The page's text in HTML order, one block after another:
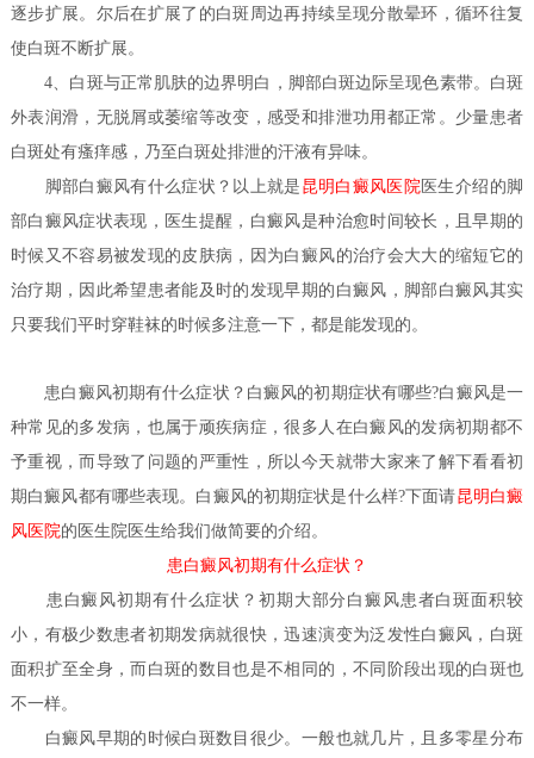
逐步扩展。尔后在扩展了的白斑周边再持续呈现分散晕环，循环往复
使白斑不断扩展。
4、白斑与正常肌肤的边界明白，脚部白斑边际呈现色素带。白斑
外表润滑，无脱屑或萎缩等改变，感受和排泄功用都正常。少量患者
白斑处有瘙痒感，乃至白斑处排泄的汗液有异味。
脚部白癜风有什么症状？ 以上就是 昆明白癜风医院医生​介绍的脚
部白癜风症状表现，医生提醒，白癜风是种治愈时间较长，且早期的
时候又不容易被发现的皮肤病，因为白癜风的治疗会大大的缩短它的
治疗期，因此希望患者能及时的发现早期的白癜风，脚部白癜风其实
只要我们平时穿鞋袜的时候多注意一下，都是能发现的。
患白癜风初期有什么症状？ 白癜风的初期症状有哪些?白癜风是一
种常见的多发病，也属于顽疾病症，很多人在白癜风的发病初期都不
予重视，而导致了问题的严重性，所以今天就带大家来了解下看看初
期白癜风都有哪些表现。白癜风的初期症状是什么样?下面请昆明白癜
风医院的医生 院医生给我们做简要的介绍。
患白癜风初期有什么症状？
患白癜风初期有什么症状？ 初期大部分白癜风患者白斑面积较
小，有极少数患者初期发病就很快，迅速演变为泛发性白癜风，白斑
面积扩至全身，而白斑的数目也是不相同的，不同阶段出现的白斑也
不一样。
白癜风早期的时候白斑数目很少。一般也就几片，且多零星分布